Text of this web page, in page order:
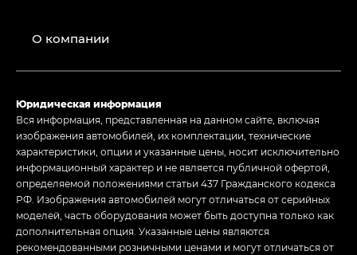
О компании
Юридическая информация
Вся информация, представленная на данном сайте, включая
изображения автомобилей, их комплектации, технические
характеристики, опции и указанные цены, носит исключительно
информационный характер и не является публичной офертой,
определяемой положениями статьи 437 Гражданского кодекса
РФ. Изображения автомобилей могут отличаться от серийных
моделей, часть оборудования может быть доступна только как
дополнительная опция. Указанные цены являются
рекомендованными розничными ценами и могут отличаться от